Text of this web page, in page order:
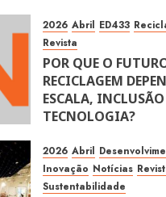
2026 Abril ED433
Revista
POR QUE O
RECICLAGEM
ESCALA, INCLUSÃO
TECNOLOGIA?
2026 Abril
Inovação Notícias
Sustentabilidade